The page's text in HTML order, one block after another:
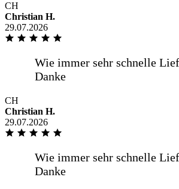
CH
Christian H.
29.07.2026
CH
Christian H.
29.07.2026
Sehr zügige Lieferung, Sehr gute
Fensterscheiben bereits seit 6 Jahren im
Alles bestens